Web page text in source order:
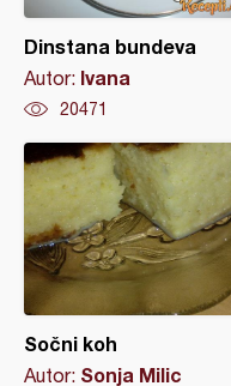
Dinstana bundeva
Autor: Ivana
20471
Sočni koh
Autor: Sonja Milic